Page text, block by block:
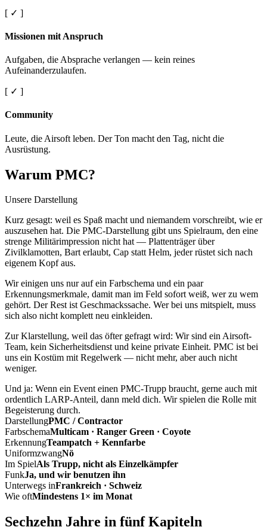
[ ✓ ]
Missionen mit Anspruch
Aufgaben, die Absprache verlangen — kein reines
Aufeinanderzulaufen.
[ ✓ ]
Community
Leute, die Airsoft leben. Der Ton macht den Tag, nicht die
Ausrüstung.
Warum PMC?
Unsere Darstellung
Kurz gesagt: weil es Spaß macht und niemandem vorschreibt, wie er
auszusehen hat. Die PMC-Darstellung gibt uns Spielraum, den eine
strenge Militärimpression nicht hat — Plattenträger über
Zivilklamotten, Bart erlaubt, Cap statt Helm, jeder rüstet sich nach
eigenem Kopf aus.
Wir einigen uns nur auf ein Farbschema und ein paar
Erkennungsmerkmale, damit man im Feld sofort weiß, wer zu wem
gehört. Der Rest ist Geschmackssache. Wer bei uns mitspielt, muss
sich also nicht komplett neu einkleiden.
Zur Klarstellung, weil das öfter gefragt wird: Wir sind ein Airsoft-
Team, kein Sicherheitsdienst und keine private Einheit. PMC ist bei
uns ein Kostüm mit Regelwerk — nicht mehr, aber auch nicht
weniger.
Und ja: Wenn ein Event einen PMC-Trupp braucht, gerne auch mit
ordentlich LARP-Anteil, dann meld dich. Wir spielen die Rolle mit
Begeisterung durch.
DarstellungPMC / Contractor
FarbschemaMulticam · Ranger Green · Coyote
ErkennungTeampatch + Kennfarbe
UniformzwangNö
Im SpielAls Trupp, nicht als Einzelkämpfer
FunkJa, und wir benutzen ihn
Unterwegs inFrankreich · Schweiz
Wie oftMindestens 1× im Monat
Sechzehn Jahre in fünf Kapiteln